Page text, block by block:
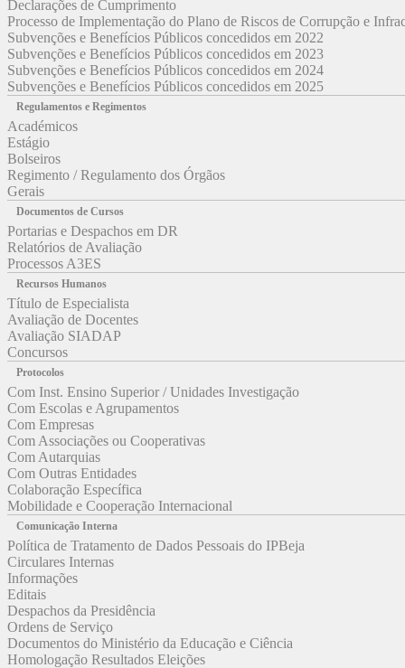
Declarações de Cumprimento
Processo de Implementação do Plano de Riscos de Corrupção e
Subvenções e Benefícios Públicos concedidos em 2022
Subvenções e Benefícios Públicos concedidos em 2023
Subvenções e Benefícios Públicos concedidos em 2024
Subvenções e Benefícios Públicos concedidos em 2025
Regulamentos e Regimentos
Académicos
Estágio
Bolseiros
Regimento / Regulamento dos Órgãos
Gerais
Documentos de Cursos
Portarias e Despachos em DR
Relatórios de Avaliação
Processos A3ES
Recursos Humanos
Título de Especialista
Avaliação de Docentes
Avaliação SIADAP
Concursos
Protocolos
Com Inst. Ensino Superior / Unidades Investigação
Com Escolas e Agrupamentos
Com Empresas
Com Associações ou Cooperativas
Com Autarquias
Com Outras Entidades
Colaboração Específica
Mobilidade e Cooperação Internacional
Comunicação Interna
Política de Tratamento de Dados Pessoais do IPBeja
Circulares Internas
Informações
Editais
Despachos da Presidência
Ordens de Serviço
Documentos do Ministério da Educação e Ciência
Homologação Resultados Eleições